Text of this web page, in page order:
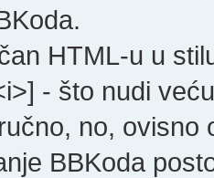
HTML-u u
- što nudi
no,
BBKoda